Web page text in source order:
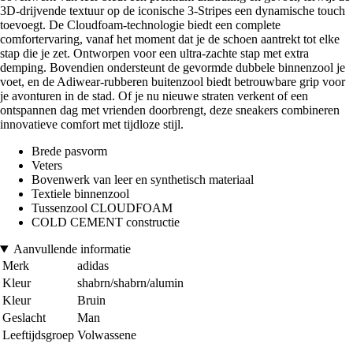
3D-drijvende textuur op de iconische 3-Stripes een dynamische touch
toevoegt. De Cloudfoam-technologie biedt een complete
comfortervaring, vanaf het moment dat je de schoen aantrekt tot elke
stap die je zet. Ontworpen voor een ultra-zachte stap met extra
demping. Bovendien ondersteunt de gevormde dubbele binnenzool je
voet, en de Adiwear-rubberen buitenzool biedt betrouwbare grip voor
je avonturen in de stad. Of je nu nieuwe straten verkent of een
ontspannen dag met vrienden doorbrengt, deze sneakers combineren
innovatieve comfort met tijdloze stijl.
Brede pasvorm
Veters
Bovenwerk van leer en synthetisch materiaal
Textiele binnenzool
Tussenzool CLOUDFOAM
COLD CEMENT constructie
Aanvullende informatie
Merk
adidas
Kleur
shabrn/shabrn/alumin
Kleur
Bruin
Geslacht
Man
Leeftijdsgroep Volwassene